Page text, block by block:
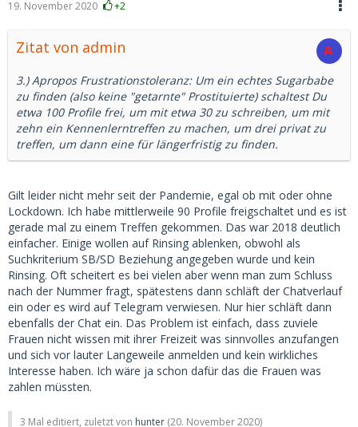
19. November 2020 +2
Zitat von admin
3.) Apropos Frustrationstoleranz: Um ein echtes Sugarbabe
zu finden (also keine "getarnte" Prostituierte) schaltest Du
etwa 100 Profile frei, um mit etwa 30 zu schreiben, um mit
zehn ein Kennenlerntreffen zu machen, um drei privat zu
treffen, um dann eine für längerfristig zu finden.
Gilt leider nicht mehr seit der Pandemie, egal ob mit oder ohne
Lockdown. Ich habe mittlerweile 90 Profile freigschaltet und es ist
gerade mal zu einem Treffen gekommen. Das war 2018 deutlich
einfacher. Einige wollen auf Rinsing ablenken, obwohl als
Suchkriterium SB/SD Beziehung angegeben wurde und kein
Rinsing. Oft scheitert es bei vielen aber wenn man zum Schluss
nach der Nummer fragt, spätestens dann schläft der Chatverlauf
ein oder es wird auf Telegram verwiesen. Nur hier schläft dann
ebenfalls der Chat ein. Das Problem ist einfach, dass zuviele
Frauen nicht wissen mit ihrer Freizeit was sinnvolles anzufangen
und sich vor lauter Langeweile anmelden und kein wirkliches
Interesse haben. Ich wäre ja schon dafür das die Frauen was
zahlen müssten.
3 Mal editiert, zuletzt von hunter (20. November 2020)